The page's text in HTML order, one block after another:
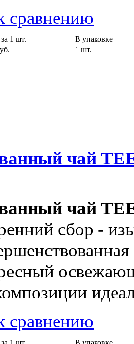
сравнению
1 шт.
В упаковке
1 шт.
чай
чай
сбор -
сравнению
1 шт. В упаковке